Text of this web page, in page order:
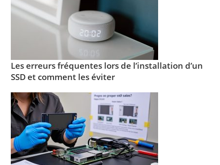
Les erreurs fréquentes lors de l’installation d’un
SSD et comment les éviter